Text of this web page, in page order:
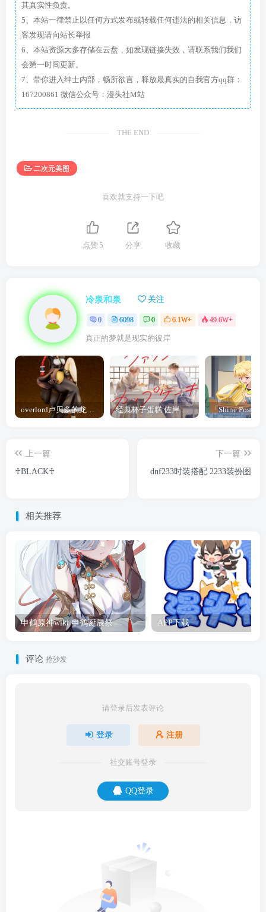
其真实性负责。
5、本站一律禁止以任何方式发布或转载任何违法的相关信息，访
客发现请向站长举报
6、本站资源大多存储在云盘，如发现链接失效，请联系我们我们
会第一时间更新。
7、带你进入绅士内部，畅所欲言，释放最真实的自我官方qq群：
167200861 微信公众号：漫头社M站
THE END
二次元美图
喜欢就支持一下吧
点赞 5 分享 收藏
冷泉和泉 关注
0 6098 0 6.1W+ 49.6W+
真正的梦就是现实的彼岸
overlord卢贝多的龙王谁厉害 「Overlord」露普斯蕾琪娜·贝塔手办开订 经典杯子蛋糕 佐岸 漫画「经典杯子蛋糕」宣布真人日剧化
上一篇
♰BLACK♰
下一篇
dnf233时装搭配 2233装扮图
相关推荐
申鹤原神wiki 申鹤诞辰祭 APP下载
评论 抢沙发
请登录后发表评论
登录 注册
社交账号登录
QQ登录